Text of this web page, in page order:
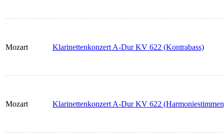
Mozart Klarinettenkonzert A-Dur KV 622 (Kontrabass)
Mozart Klarinettenkonzert A-Dur KV 622